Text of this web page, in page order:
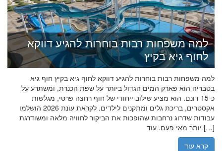
למה משפחות רבות בוחרות להגיע דווקא
לחוף גיא בקיץ
למה משפחות רבות בוחרות להגיע דווקא לחוף גיא בקיץ חוף גיא
בטבריה הוא פארק המים הגדול ביותר על שפת הכנרת, ומשתרע על
כ-15 דונם. הוא מציע שילוב ייחודי של חוף רחצה פרטי, מגלשות
אקסטרים, בריכת גלים ומתקנים לילדים. לקראת עונת 2026 הושלמו
עבודות שדרוג נרחבות שהופכות את הביקור לחוויה מלאה ומשודרגת
יותר מאי פעם. עוד […]
קרא עוד